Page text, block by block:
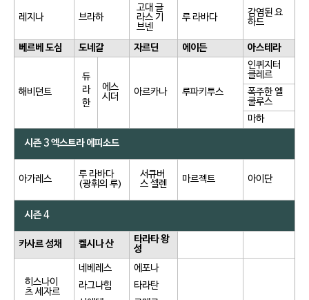
레지나 브라하
고대 글
라스 기
브넨
루 라바다
감염된 요
하드
베르베 도심 도네갈 자르딘 에이든 아스테라
해비던트
듀
라
한
에스
시더
아르카나 루파키투스
인퀴지터
클레르
폭주한 엘
쿨루스
마하
시즌 3 엑스트라 에피소드
아가레스
루 라바다
(광휘의 루)
서큐버
스 셀렌
마르젝트 아이단
시즌 4
카사르 성채 켈시나 산
타라타 왕
성
히스나이
츠 세자르
네베레스
라그나힘
에포나
타라탄